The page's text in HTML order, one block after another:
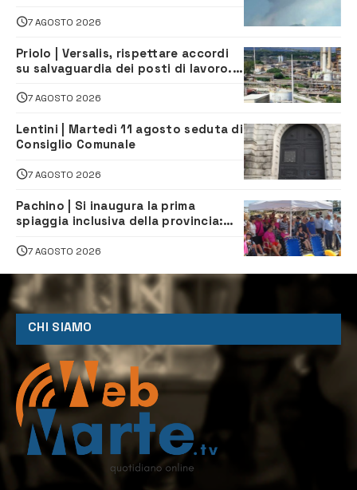
7 AGOSTO 2026
Priolo | Versalis, rispettare accordi
su salvaguardia dei posti di lavoro. Il
7 AGOSTO 2026
Lentini | Martedì 11 agosto seduta di
Consiglio Comunale
7 AGOSTO 2026
Pachino | Si inaugura la prima
spiaggia inclusiva della provincia:
tutti
7 AGOSTO 2026
CHI SIAMO